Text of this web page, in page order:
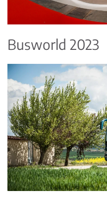
Busworld 2023